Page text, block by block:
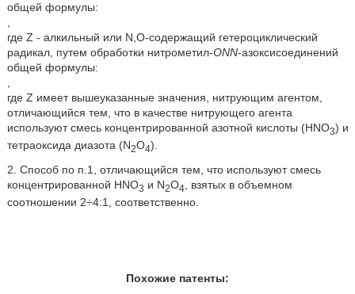
общей формулы:
где Z - алкильный или N,O-содержащий гетероциклический
радикал, путем обработки нитрометил-ONN-азоксисоединений
общей формулы:
где Z имеет вышеуказанные значения, нитрующим агентом,
отличающийся тем, что в качестве нитрующего агента
используют смесь концентрированной азотной кислоты (HNO3) и
тетраоксида диазота (N2O4).
2. Способ по п.1, отличающийся тем, что используют смесь
концентрированной HNO3 и N2O4, взятых в объемном
соотношении 2÷4:1, соответственно.
Похожие патенты: